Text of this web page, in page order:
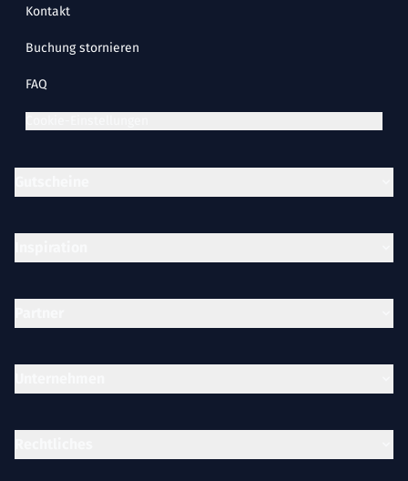
Kontakt
Buchung stornieren
FAQ